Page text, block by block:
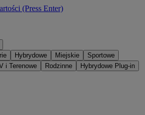
(Press Enter)
Hybrydowe Miejskie
Sportowe
i Terenowe Rodzinne
Hybrydowe Plug-in